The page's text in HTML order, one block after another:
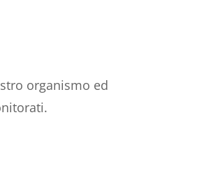
organismo ed